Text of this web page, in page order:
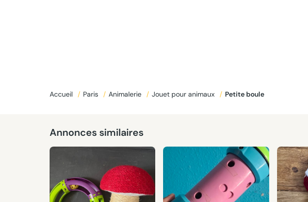
Accueil / Paris / Animalerie / Jouet pour animaux / Petite boule
Annonces similaires